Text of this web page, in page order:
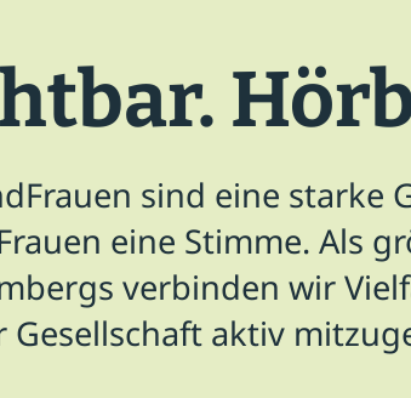
sind eine starke
eine Stimme. Als
verbinden wir
Gesellschaft aktiv